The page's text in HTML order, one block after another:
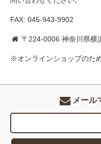
FAX: 045-943-9902
〒224-0006 神奈川県横
※オンラインショップのた
メール